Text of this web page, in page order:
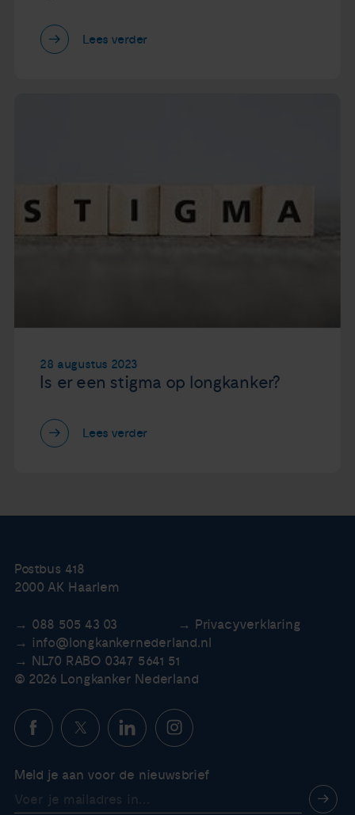
Lees verder
28 augustus 2023
Is er een stigma op longkanker?
Lees verder
Postbus 418
2000 AK Haarlem
088 505 43 03
Privacyverklaring
info@longkankernederland.nl
NL70 RABO 0347 5641 51
© 2026 Longkanker Nederland
Meld je aan voor de nieuwsbrief